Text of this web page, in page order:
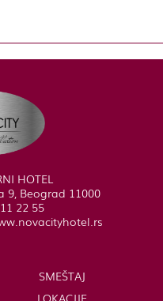
HOTEL
9, Beograd 11000
22 55
SMEŠTAJ
LOKACIJE